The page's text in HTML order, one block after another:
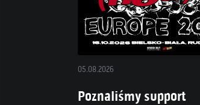
05.08.2026
Poznaliśmy support